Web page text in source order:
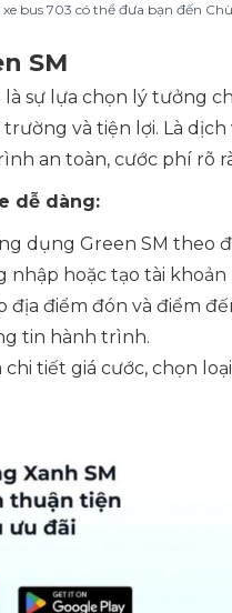
xe bus 703 có thể đưa bạn đến
SM
là sự lựa chọn lý tưởng
và tiện lợi. Là
an toàn, cước phí rõ
dễ dàng:
dụng Green SM theo
nhập hoặc tạo tài khoản
địa điểm đón và điểm
tin hành trình.
chi tiết giá cước, chọn